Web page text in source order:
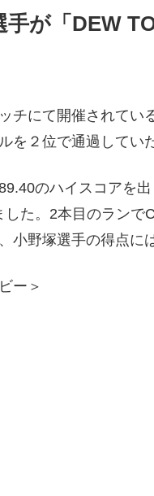
手が「DEW
チにて開催されてい
を２位で通過してい
のハイスコアを
した。2本目のランで
小野塚選手の得点に
ー＞